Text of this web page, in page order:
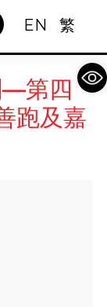
EN 繁
—第四
跑及嘉